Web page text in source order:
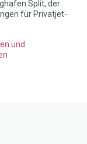
Split, der
für Privatjet-
und